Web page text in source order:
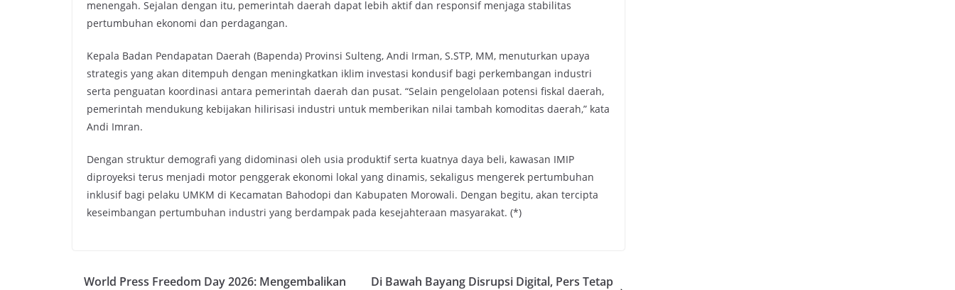
menengah. Sejalan dengan itu, pemerintah daerah dapat lebih aktif dan responsif menjaga stabilitas
pertumbuhan ekonomi dan perdagangan.
Kepala Badan Pendapatan Daerah (Bapenda) Provinsi Sulteng, Andi Irman, S.STP, MM, menuturkan upaya
strategis yang akan ditempuh dengan meningkatkan iklim investasi kondusif bagi perkembangan industri
serta penguatan koordinasi antara pemerintah daerah dan pusat. “Selain pengelolaan potensi fiskal daerah,
pemerintah mendukung kebijakan hilirisasi industri untuk memberikan nilai tambah komoditas daerah,” kata
Andi Imran.
Dengan struktur demografi yang didominasi oleh usia produktif serta kuatnya daya beli, kawasan IMIP
diproyeksi terus menjadi motor penggerak ekonomi lokal yang dinamis, sekaligus mengerek pertumbuhan
inklusif bagi pelaku UMKM di Kecamatan Bahodopi dan Kabupaten Morowali. Dengan begitu, akan tercipta
keseimbangan pertumbuhan industri yang berdampak pada kesejahteraan masyarakat. (*)
World Press Freedom Day 2026: Mengembalikan Di Bawah Bayang Disrupsi Digital, Pers Tetap